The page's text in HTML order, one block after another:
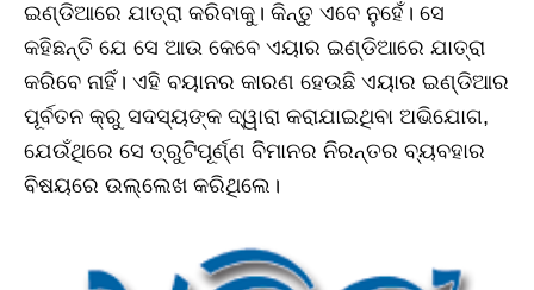
ଇଣ୍ଡିଆରେ ଯାତ୍ରା କରିବାକୁ। କିନ୍ତୁ ଏବେ ନୁହେଁ। ସେ
କହିଛନ୍ତି ଯେ ସେ ଆଉ କେବେ ଏୟାର ଇଣ୍ଡିଆରେ ଯାତ୍ରା
କରିବେ ନାହିଁ। ଏହି ବୟାନର କାରଣ ହେଉଛି ଏୟାର ଇଣ୍ଡିଆର
ପୂର୍ବତନ କ୍ରୁ ସଦସ୍ୟଙ୍କ ଦ୍ୱାରା କରାଯାଇଥିବା ଅଭିଯୋଗ,
ଯେଉଁଥିରେ ସେ ତ୍ରୁଟିପୂର୍ଣ୍ଣ ବିମାନର ନିରନ୍ତର ବ୍ୟବହାର
ବିଷୟରେ ଉଲ୍ଲେଖ କରିଥିଲେ।